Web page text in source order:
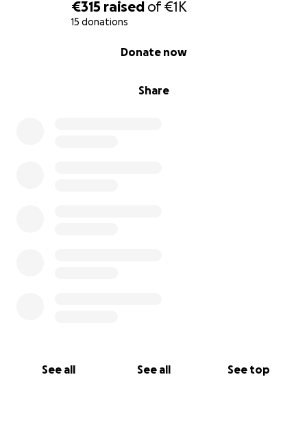
€315 raised of€1K
15 donations
Share
Donate now
See all See all See top
Unterstützung. Wirklich jeder Euro zählt und bringt
uns ein Stück näher zum Zielbetrag.
Spendenaufruf bis zum Schluss durchgelesen haben.